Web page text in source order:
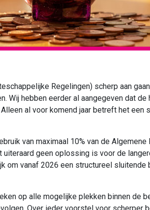
Regelingen) scherp aan
Wij hebben eerder al aangegeven dat de
al voor komend jaar betreft het een
van maximaal 10% van de Algemene
geen oplossing is voor de
om vanaf 2026 een structureel sluitende
op alle mogelijke plekken binnen de